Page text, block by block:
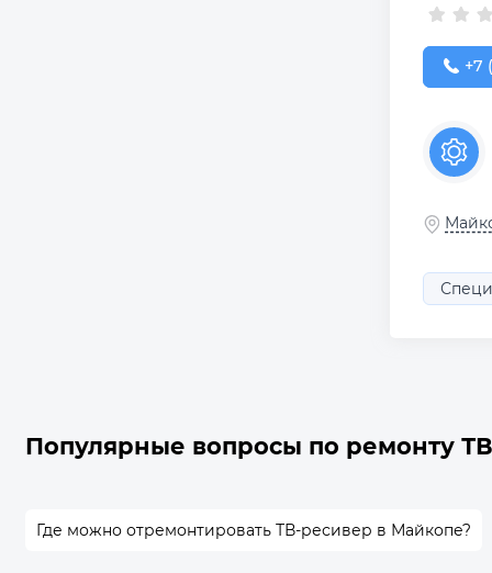
+7+7
Популярные вопросы по ремонту
Где можно отремонтировать ТВ-ресивер в Майкопе?